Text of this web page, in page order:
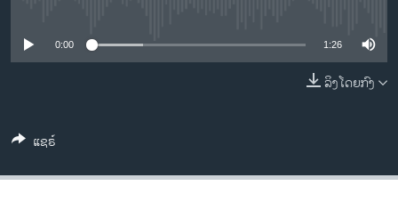
ຊີວິດຊາວລາວ
ທຸລະກິດ
ພາສາອັງກິດ
0:00 1:26
ລິງໂດຍກົງ
ແຊຣ໌